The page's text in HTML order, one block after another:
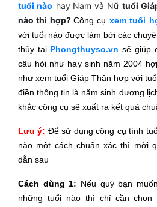
tuổi nào hay Nam và Nữ tuổi
nào thì hợp?Công cụ xem tuổi
với tuổi nào được làm bởi các
thủy tại Phongthuyso.vn sẽ giúp
câu hỏi như hay sinh năm 2004
như xem tuổi Giáp Thân hợp với
điền thông tin là năm sinh dương
khắc công cụ sẽ xuất ra kết quả
Lưu ý: Để sử dụng công cụ tính
nào một cách chuẩn xác thì mời
dẫn sau
Cách dùng 1: Nếu quý bạn
những tuổi nào thì chỉ cần